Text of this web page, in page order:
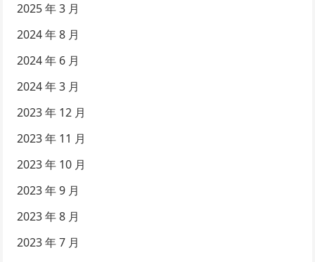
2025 年 3 月
2024 年 8 月
2024 年 6 月
2024 年 3 月
2023 年 12 月
2023 年 11 月
2023 年 10 月
2023 年 9 月
2023 年 8 月
2023 年 7 月